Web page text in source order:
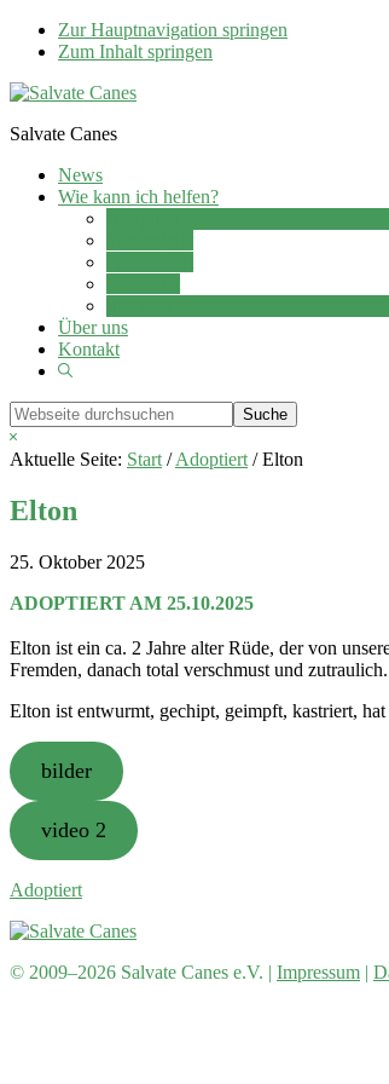
Zur Hauptnavigation springen
Zum Inhalt springen
Salvate Canes
News
Wie kann ich helfen?
Über uns
Kontakt
Show
Webseite
durchsuchen
Hide
Search
Aktuelle Seite: Start / Adoptiert /Elton
Elton
25. Oktober 2025
ADOPTIERT AM 25.10.2025
Elton ist ein ca. 2 Jahre alter Rüde, der von
Fremden, danach total verschmust und
Elton ist entwurmt, gechipt, geimpft, kastriert,
bilder
video 2
Adoptiert
© 2009–2026 Salvate Canes e.V. | Impressum |